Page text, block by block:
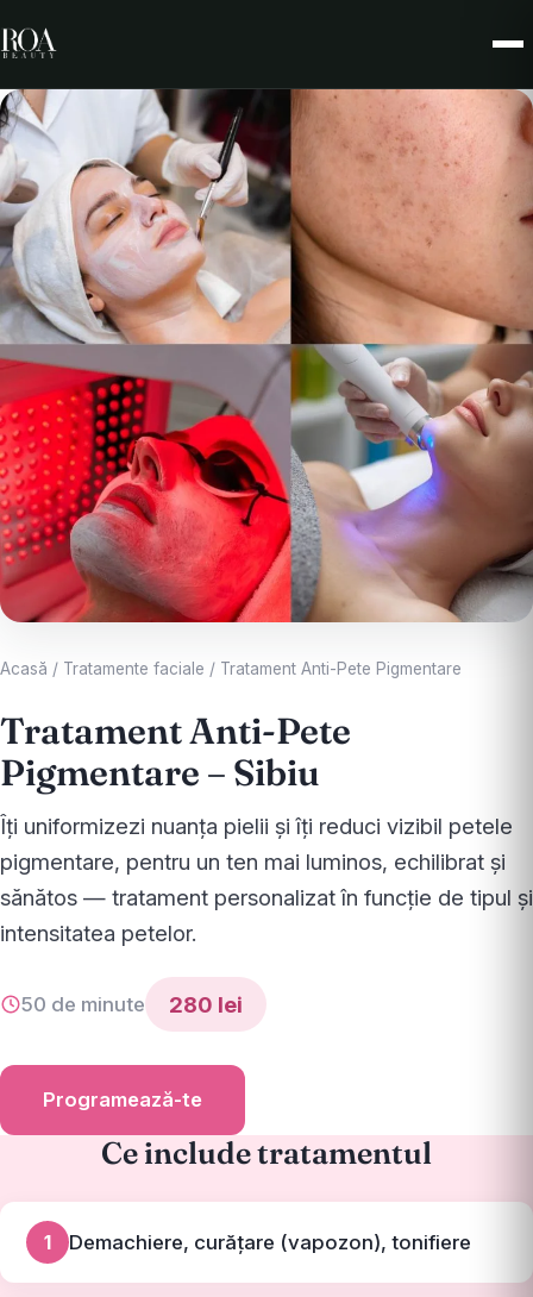
Acasă / Tratamente faciale / Tratament Anti-Pete Pigmentare
Tratament Anti-Pete
Pigmentare – Sibiu
Îți uniformizezi nuanța pielii și îți reduci vizibil petele
pigmentare, pentru un ten mai luminos, echilibrat și
sănătos — tratament personalizat în funcție de tipul și
intensitatea petelor.
50 de minute 280 lei
Programează-te
Ce include tratamentul
1 Demachiere, curățare (vapozon), tonifiere